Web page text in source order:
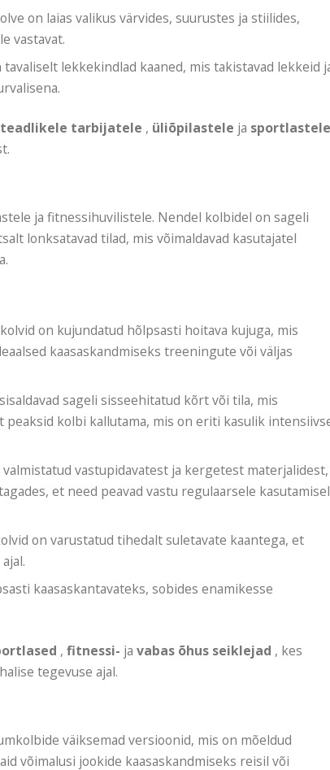
on laias valikus värvides, suurustes ja stiilides,
vastavat.
lekkekindlad kaaned, mis takistavad lekkeid
tarbijatele , üliõpilastele ja sportlastele
ja fitnessihuvilistele. Nendel kolbidel on sageli
lonksatavad tilad, mis võimaldavad kasutajatel
on kujundatud hõlpsasti hoitava kujuga, mis
kaasaskandmiseks treeningute või väljas
sageli sisseehitatud kõrt või tila, mis
peaksid kolbi kallutama, mis on eriti kasulik
valmistatud vastupidavatest ja kergetest materjalidest,
et need peavad vastu regulaarsele
on varustatud tihedalt suletavate kaantega, et
kaasaskantavateks, sobides enamikesse
, fitnessi- ja vabas õhus seiklejad , kes
tegevuse ajal.
väiksemad versioonid, mis on mõeldud
võimalusi jookide kaasaskandmiseks reisil või